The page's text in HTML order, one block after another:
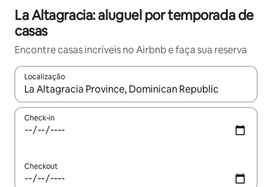
La Altagracia: aluguel por temporada de
casas
Encontre casas incríveis no Airbnb e faça sua reserva
Localização
Quando os resultados estiverem disponíveis, explore-os
Check-in
Checkout